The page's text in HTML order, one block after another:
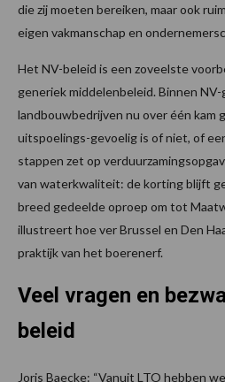
die zij moeten bereiken, maar ook
eigen vakmanschap en
Het NV-beleid is een zoveelste
generiek middelenbeleid. Binnen
landbouwbedrijven nu over één kam
uitspoelings-gevoelig is of niet, of
stappen zet op
van waterkwaliteit: de korting blijft
breed gedeelde oproep om tot
illustreert hoe ver Brussel en Den
praktijk van het boerenerf.
Veel vragen en
beleid
Joris Baecke: “Vanuit LTO hebben